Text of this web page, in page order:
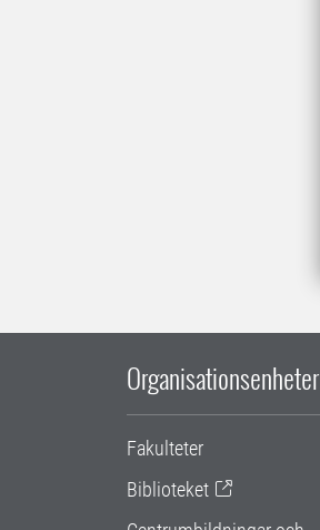
Organisationsenheter
Fakulteter
Biblioteket